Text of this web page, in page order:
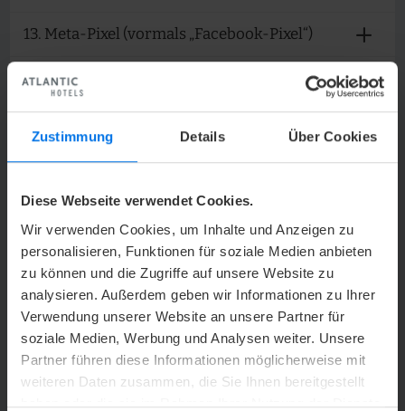
Zustimmung Details Über Cookies
Diese Webseite verwendet Cookies.
Wir verwenden Cookies, um Inhalte und Anzeigen zu
personalisieren, Funktionen für soziale Medien anbieten
zu können und die Zugriffe auf unsere Website zu
analysieren. Außerdem geben wir Informationen zu Ihrer
Verwendung unserer Website an unsere Partner für
soziale Medien, Werbung und Analysen weiter. Unsere
Partner führen diese Informationen möglicherweise mit
weiteren Daten zusammen, die Sie Ihnen bereitgestellt
haben oder die sie im Rahmen Ihrer Nutzung der Dienste
13. Meta-Pixel (vormals „Facebook-Pixel“)
14. LinkedIn Insight
16. Perspective Funnels
17. Lemontaps
18. Curator
19. Microsoft Clarity
20. DialogShift Chat-Anwendung auf unserer
Website
21. Facebook Conversion API